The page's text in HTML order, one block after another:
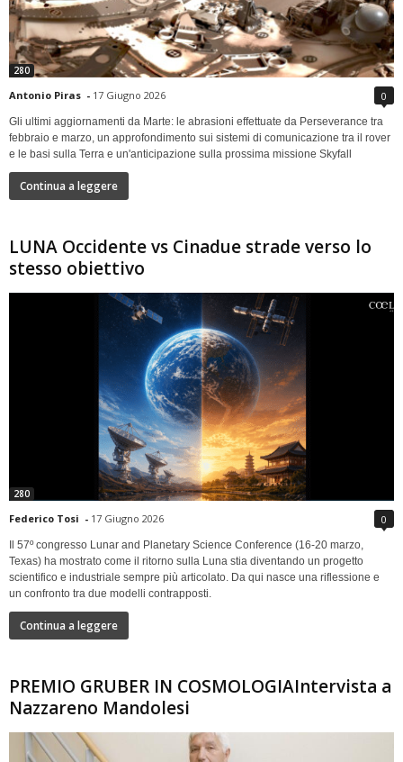
280
Antonio Piras - 17 Giugno 2026 0
Gli ultimi aggiornamenti da Marte: le abrasioni effettuate da Perseverance tra
febbraio e marzo, un approfondimento sui sistemi di comunicazione tra il rover
e le basi sulla Terra e un'anticipazione sulla prossima missione Skyfall
Continua a leggere
LUNA Occidente vs Cinadue strade verso lo
stesso obiettivo
280
Federico Tosi - 17 Giugno 2026 0
Il 57º congresso Lunar and Planetary Science Conference (16-20 marzo,
Texas) ha mostrato come il ritorno sulla Luna stia diventando un progetto
scientifico e industriale sempre più articolato. Da qui nasce una riflessione e
un confronto tra due modelli contrapposti.
Continua a leggere
PREMIO GRUBER IN COSMOLOGIAIntervista a
Nazzareno Mandolesi